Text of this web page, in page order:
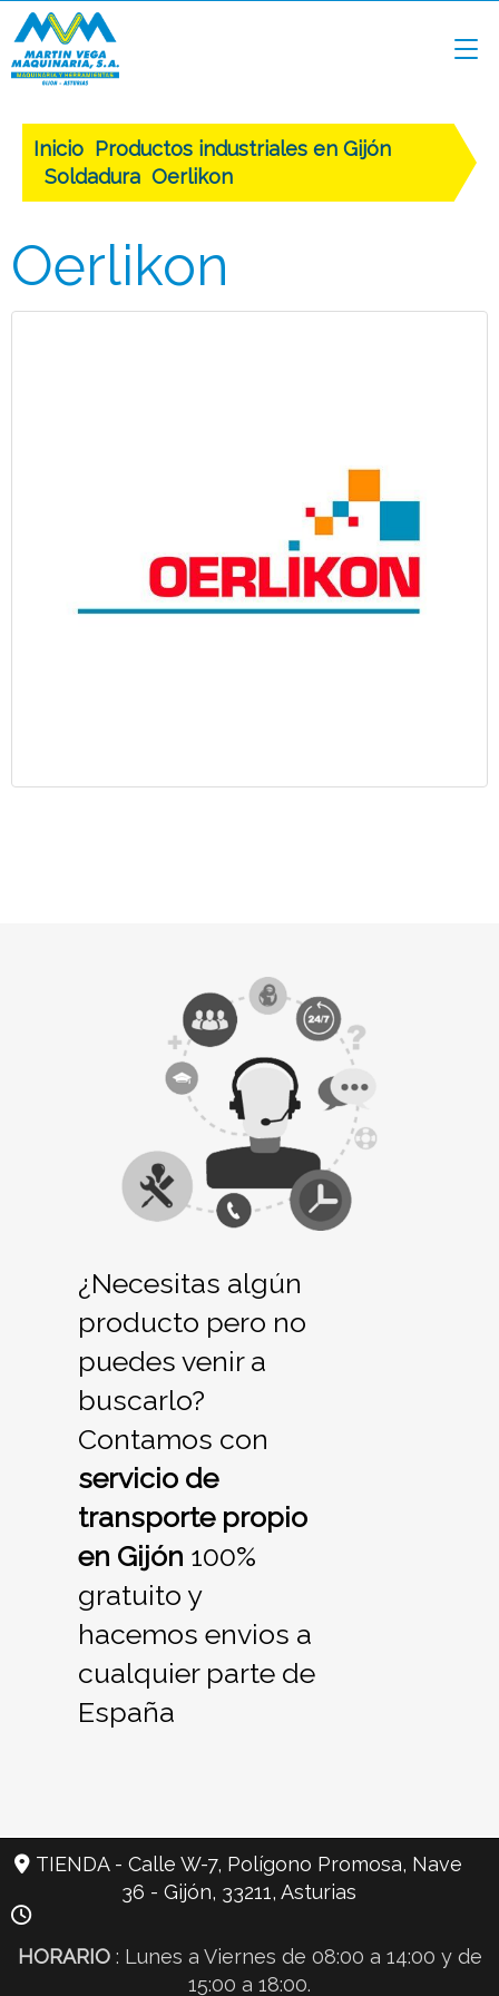
Inicio Productos industriales en Gijón
Soldadura Oerlikon
Oerlikon
¿Necesitas algún
producto pero no
puedes venir a
buscarlo?
Contamos con
servicio de
transporte propio
en Gijón 100%
gratuito y
hacemos envios a
cualquier parte de
España
TIENDA - Calle W-7, Polígono Promosa, Nave
36 - Gijón, 33211, Asturias
HORARIO: Lunes a Viernes de 08:00 a 14:00 y de
15:00 a 18:00.